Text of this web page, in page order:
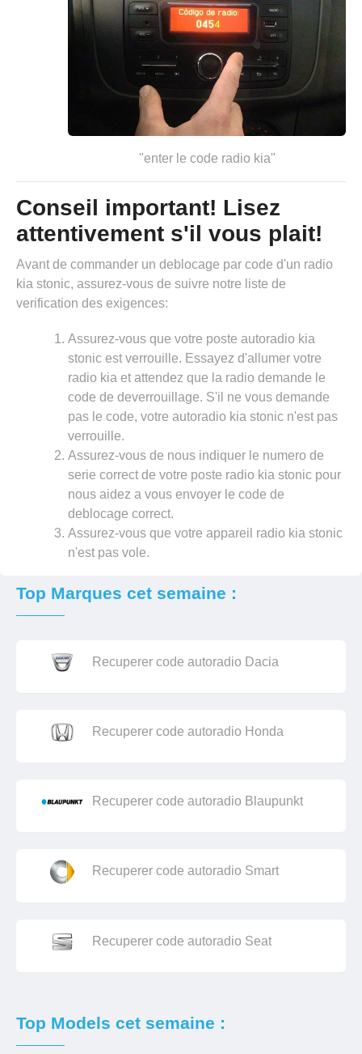
"enter le code radio kia"
Conseil important! Lisez
attentivement s'il vous plait!
Avant de commander un deblocage par code d'un radio
kia stonic, assurez-vous de suivre notre liste de
verification des exigences:
Assurez-vous que votre poste autoradio kia
stonic est verrouille. Essayez d'allumer votre
radio kia et attendez que la radio demande le
code de deverrouillage. S'il ne vous demande
pas le code, votre autoradio kia stonic n'est pas
verrouille.
Assurez-vous de nous indiquer le numero de
serie correct de votre poste radio kia stonic pour
nous aidez a vous envoyer le code de
deblocage correct.
Assurez-vous que votre appareil radio kia stonic
n'est pas vole.
Top Marques cet semaine :
Recuperer code autoradio Dacia
Recuperer code autoradio Honda
Recuperer code autoradio Blaupunkt
Recuperer code autoradio Smart
Recuperer code autoradio Seat
Top Models cet semaine :